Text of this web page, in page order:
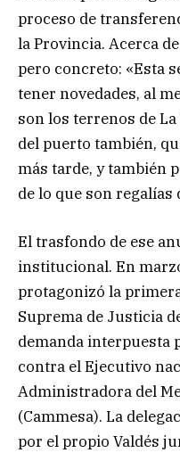
proceso de
la Provincia. Acerca
pero concreto: «Esta
tener novedades, al
son los terrenos de
del puerto también,
más tarde, y también
de lo que son regalías
El trasfondo de ese
institucional. En
protagonizó la
Suprema de Justicia
demanda interpuesta
contra el Ejecutivo
Administradora del
(Cammesa). La
por el propio Valdés